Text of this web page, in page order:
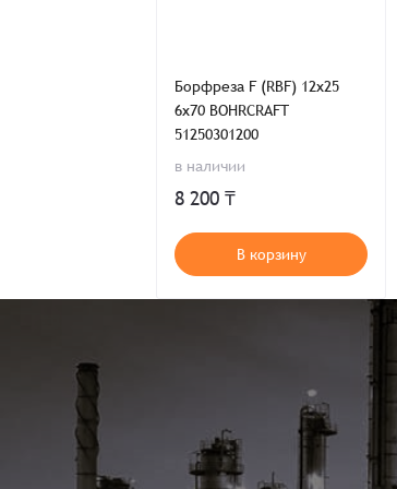
Борфреза F (RBF) 12x25
6x70 BOHRCRAFT
51250301200
в наличии
8 200 ₸
В корзину